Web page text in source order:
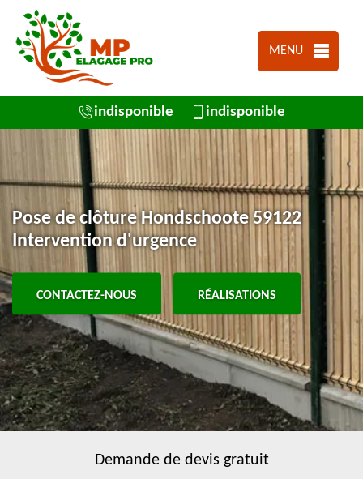
MENU
indisponible indisponible
Pose de clôture Hondschoote 59122
Intervention d'urgence
CONTACTEZ-NOUS RÉALISATIONS
Demande de devis gratuit